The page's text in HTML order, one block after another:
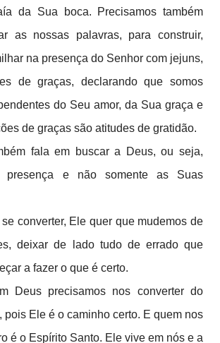
da Sua boca. Precisamos também
as nossas palavras, para construir,
na presença do Senhor com jejuns,
de graças, declarando que somos
do Seu amor, da Sua graça e
de graças são atitudes de gratidão.
fala em buscar a Deus, ou seja,
presença e não somente as Suas
converter, Ele quer que mudemos de
deixar de lado tudo de errado que
a fazer o que é certo.
Deus precisamos nos converter do
pois Ele é o caminho certo. E quem nos
é o Espírito Santo. Ele vive em nós e a